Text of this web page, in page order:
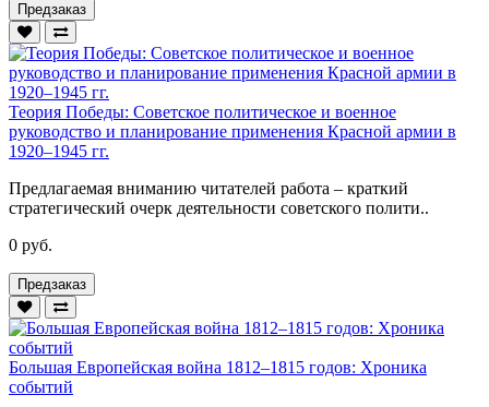
Предзаказ
Теория Победы: Советское политическое и военное
руководство и планирование применения Красной армии в
1920–1945 гг.
Предлагаемая вниманию читателей работа – краткий
стратегический очерк деятельности советского полити..
0 руб.
Предзаказ
Большая Европейская война 1812–1815 годов: Хроника
событий